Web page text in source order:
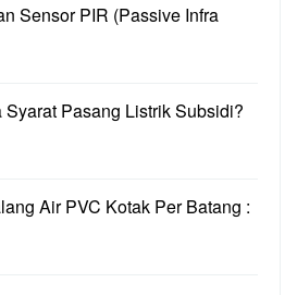
Sensor PIR (Passive Infra
Syarat Pasang Listrik Subsidi?
Air PVC Kotak Per Batang :